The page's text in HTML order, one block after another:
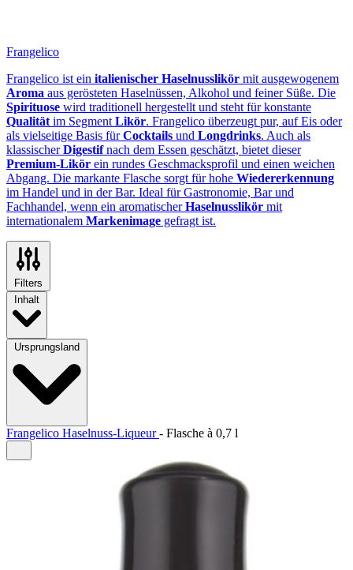
Frangelico
Frangelico ist ein italienischer Haselnusslikör mit ausgewogenem
Aroma aus gerösteten Haselnüssen, Alkohol und feiner Süße. Die
Spirituose wird traditionell hergestellt und steht für konstante
Qualität im Segment Likör. Frangelico überzeugt pur, auf Eis oder
als vielseitige Basis fürCocktails und Longdrinks. Auch als
klassischerDigestifnach dem Essen geschätzt, bietet dieser
Premium-Likör ein rundes Geschmacksprofil und einen weichen
Abgang. Die markante Flasche sorgt für hohe Wiedererkennung
im Handel und in der Bar. Ideal für Gastronomie, Bar und
Fachhandel, wenn ein aromatischerHaselnusslikör mit
internationalem Markenimage gefragt ist.
Filters
Inhalt
Ursprungsland
Frangelico Haselnuss-Liqueur- Flasche à 0,7 l